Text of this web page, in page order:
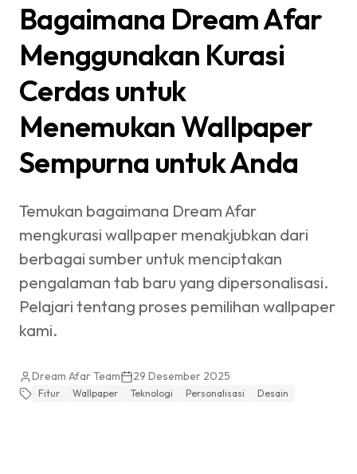
Bagaimana Dream Afar
Menggunakan Kurasi
Cerdas untuk
Menemukan Wallpaper
Sempurna untuk Anda
Temukan bagaimana Dream Afar
mengkurasi wallpaper menakjubkan dari
berbagai sumber untuk menciptakan
pengalaman tab baru yang dipersonalisasi.
Pelajari tentang proses pemilihan wallpaper
kami.
Dream Afar Team 29 Desember 2025
Fitur Wallpaper Teknologi Personalisasi Desain